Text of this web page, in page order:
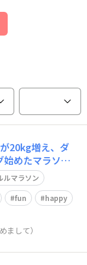
めたマラソン
在し、ホノル
ルマラソン
fun happy
まして）